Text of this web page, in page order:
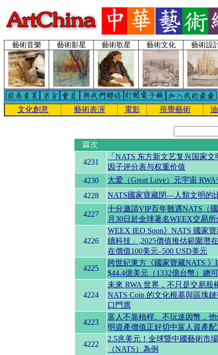
藝術音樂 藝術影星 藝術歌星 藝術文化 藝術設
文化創意 藝術表演 電影 視覺藝術
篇次
4231
「NATS 东方新文艺复兴国家
因子评分表与权重价值
4230
大爱（Great Love）元宇宙
4228
NATS國家寶藏閉—人類文明的
4227
十分邀請VIP百年難遇NATS（
月30日於全球著名WEEX交易
4226
WEEX IEO Soon》NATS 國家
續科技」,2025價值推估範圍潛
在價值100美元–500 USD美元
4225
跨世紀東方《國家寶藏NATS
$44.4億美元（1332億台幣）總
4224
未來 RWA 世界，不只是交易
NATS Coin 的文化根基與區塊
口門票
4223
富人不靠槓桿、不玩迷因幣，
明資產價值正好切中富人資產
4222
2.5兆美元！全球暨中國藝術市
（NATS）為例